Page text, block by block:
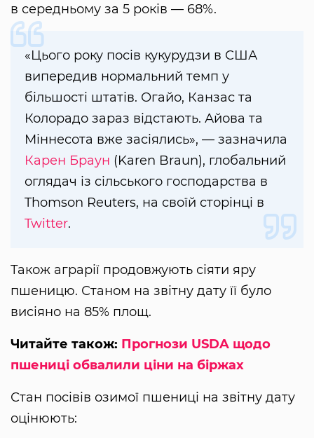
в середньому за 5 років — 68%.
«Цього року посів кукурудзи в США
випередив нормальний темп у
більшості штатів. Огайо, Канзас та
Колорадо зараз відстають. Айова та
Міннесота вже засіялись», — зазначила
Карен Браун (Karen Braun), глобальний
оглядач із сільського господарства в
Thomson Reuters, на своїй сторінці в
Twitter.
Також аграрії продовжують сіяти яру
пшеницю. Станом на звітну дату її було
висіяно на 85% площ.
Читайте також: Прогнози USDA щодо
пшениці обвалили ціни на біржах
Стан посівів озимої пшениці на звітну дату
оцінюють: